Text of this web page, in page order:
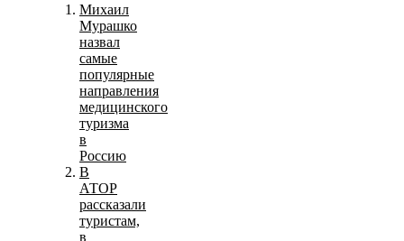
Михаил
Мурашко
назвал
самые
популярные
направления
медицинского
туризма
в
Россию
В
АТОР
рассказали
туристам,
в